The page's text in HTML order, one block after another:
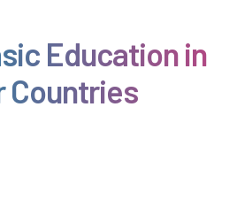
Education in
Countries